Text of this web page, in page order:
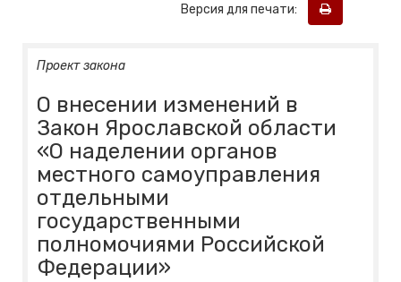
Версия для печати:
Проект закона
О внесении изменений в
Закон Ярославской области
«О наделении органов
местного самоуправления
отдельными
государственными
полномочиями Российской
Федерации»